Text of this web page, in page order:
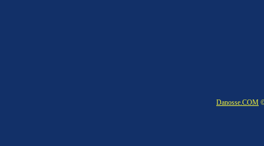
Danosse.COM